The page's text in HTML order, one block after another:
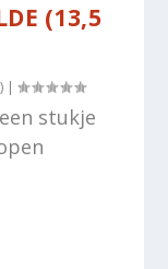
(13,5
|
stukje